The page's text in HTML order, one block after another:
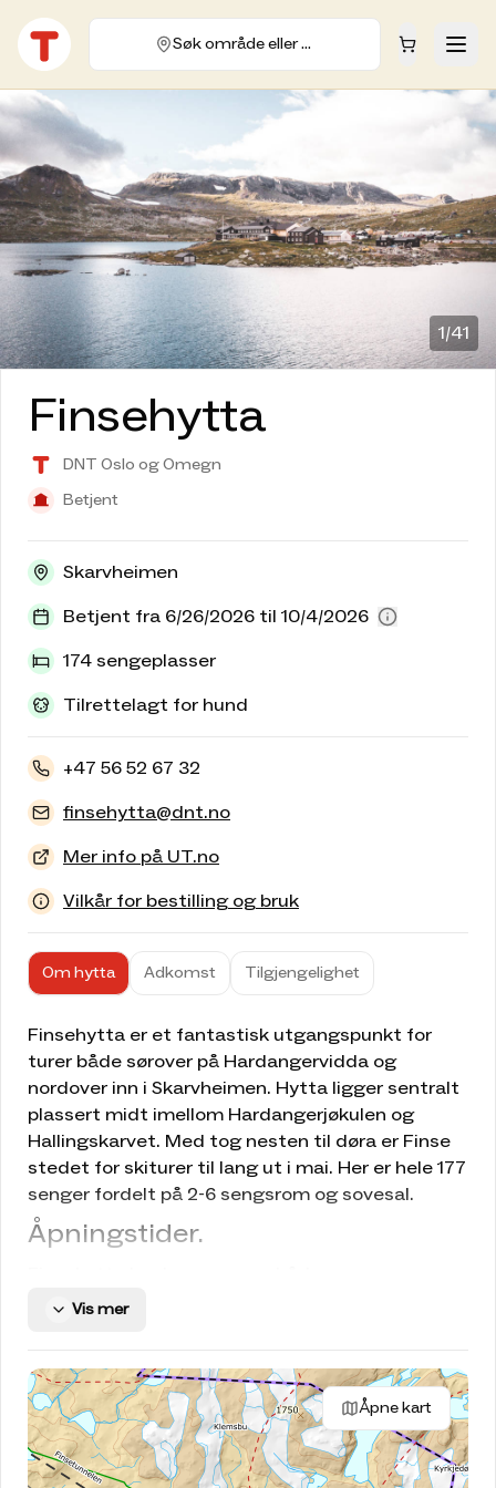
Søk område eller hytte
1/41
Finsehytta
DNT Oslo og Omegn
Betjent
Skarvheimen
Betjent fra 6/26/2026 til 10/4/2026
174 sengeplasser
Tilrettelagt for hund
+47 56 52 67 32
finsehytta@dnt.no
Mer info på UT.no
Vilkår for bestilling og bruk
Om hytta Adkomst Tilgjengelighet
Finsehytta er et fantastisk utgangspunkt for
turer både sørover på Hardangervidda og
nordover inn i Skarvheimen. Hytta ligger sentralt
plassert midt imellom Hardangerjøkulen og
Hallingskarvet. Med tog nesten til døra er Finse
stedet for skiturer til lang ut i mai. Her er hele 177
senger fordelt på 2-6 sengsrom og sovesal.
Åpningstider.
og om vinteren. Når Finsehytta er åpen med
Skarverennet.
Skarverennet er en av årets store
høyfjellsopplevelser, og i denne perioden tilbyr vi
Vis mer
Åpne kart